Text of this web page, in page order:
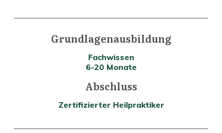
Grundlagenausbildung
Fachwissen
6-20 Monate
Abschluss
Zertifizierter Heilpraktiker